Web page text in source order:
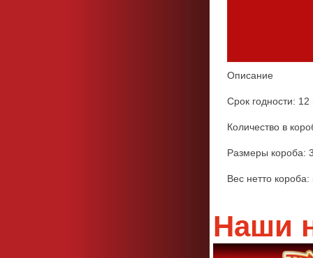
Описание
Срок годности: 12
Количество в
Размеры короба:
Вес нетто короба:
Наши